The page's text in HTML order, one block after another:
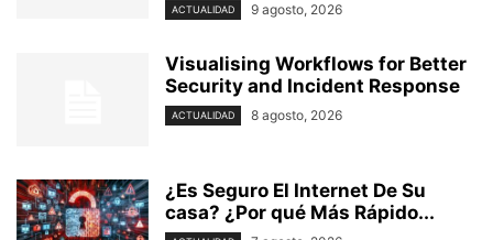
ACTUALIDAD 9 agosto, 2026
Visualising Workflows for Better
Security and Incident Response
ACTUALIDAD 8 agosto, 2026
¿Es Seguro El Internet De Su
casa? ⁢¿Por qué Más Rápido...